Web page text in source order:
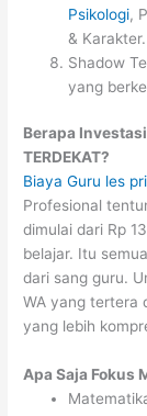
Psikologi,
& Karakter.
Shadow
yang
Berapa
TERDEKAT?
Biaya Guru les
Profesional
dimulai dari Rp
belajar. Itu
dari sang guru.
WA yang tertera
yang lebih
Apa Saja Fokus